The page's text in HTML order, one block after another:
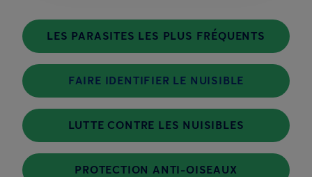
LES PARASITES LES PLUS FRÉQUENTS
FAIRE IDENTIFIER LE NUISIBLE
LUTTE CONTRE LES NUISIBLES
PROTECTION ANTI-OISEAUX